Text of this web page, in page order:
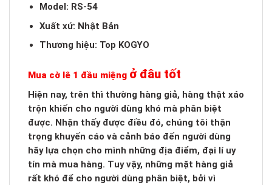
Model: RS-54
Xuất xứ: Nhật Bản
Thương hiệu: Top KOGYO
Mua cờ lê 1 đầu miệng ở đâu tốt
Hiện nay, trên thì thường hàng giả, hàng thật xáo
trộn khiến cho người dùng khó mà phân biệt
được. Nhận thấy được điều đó, chúng tôi thận
trọng khuyến cáo và cảnh báo đến người dùng
hãy lựa chọn cho mình những địa điểm, đại lí uy
tín mà mua hàng. Tuy vậy, những mặt hàng giả
rất khó để cho người dùng phân biệt, bởi vì